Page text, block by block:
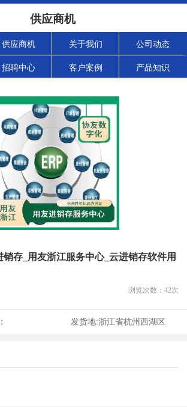
供应商机
供应商机 关于我们 公司动态
招聘中心 客户案例 产品知识
存_用友浙江服务中心_云进销存软件用
浏览次数： 42次
发货地:浙江省杭州西湖区